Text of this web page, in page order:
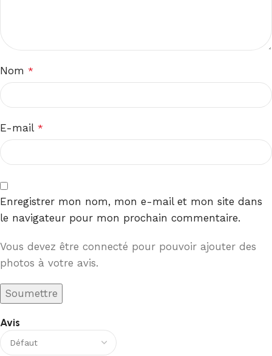
Avis
Nom *
E-mail *
Enregistrer mon nom, mon e-mail et mon site dans
le navigateur pour mon prochain commentaire.
Vous devez être connecté pour pouvoir ajouter des
photos à votre avis.